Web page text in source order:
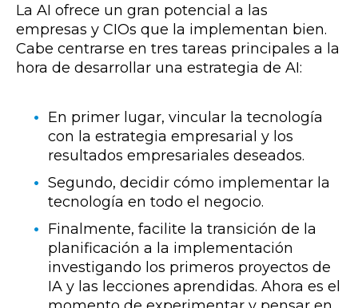
La AI ofrece un gran potencial a las
empresas y CIOs que la implementan bien.
Cabe centrarse en tres tareas principales a la
hora de desarrollar una estrategia de AI:
En primer lugar, vincular la tecnología
con la estrategia empresarial y los
resultados empresariales deseados.
Segundo, decidir cómo implementar la
tecnología en todo el negocio.
Finalmente, facilite la transición de la
planificación a la implementación
investigando los primeros proyectos de
IA y las lecciones aprendidas. Ahora es el